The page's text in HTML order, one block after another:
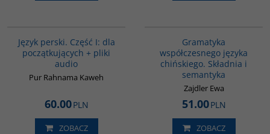
Język perski. Część I: dla
początkujących + pliki
audio
Pur Rahnama Kaweh
60.00PLN
ZOBACZ
Gramatyka
współczesnego języka
chińskiego. Składnia i
semantyka
Zajdler Ewa
51.00PLN
ZOBACZ